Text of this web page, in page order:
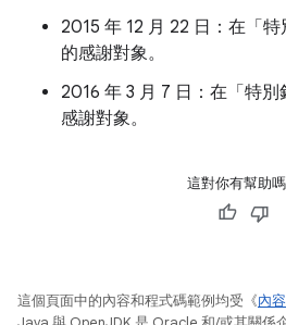
2015 年 12 月 22 日：在「
的感謝對象。
2016 年 3 月 7 日：在「特
感謝對象。
這對你有幫助
這個頁面中的內容和程式碼範例均受《內